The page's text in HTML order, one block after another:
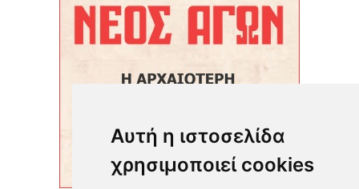
Αυτή η ιστοσελίδα
χρησιμοποιεί cookies